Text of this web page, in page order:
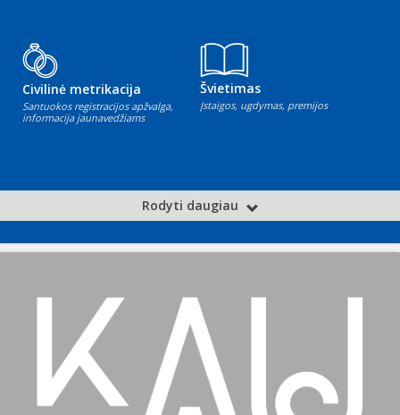
Civilinė metrikacija
Santuokos registracijos apžvalga,
informacija jaunavedžiams
Švietimas
Įstaigos, ugdymas, premijos
Rodyti daugiau